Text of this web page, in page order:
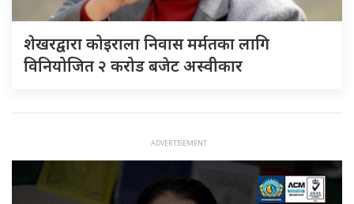
शेखरद्वारा कोइराला निवास मर्मतका लागि
विनियोजित २ करोड बजेट अस्वीकार